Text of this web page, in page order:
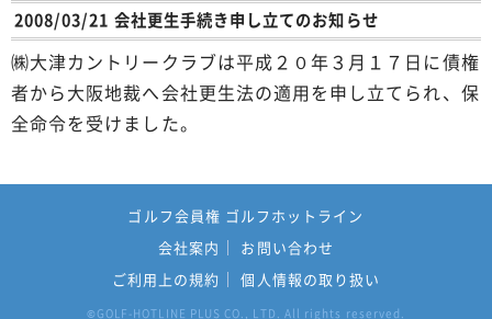
2008/03/21 会社更生手続き申し立てのお知らせ
㈱大津カントリークラブは平成２０年３月１７日に債権
者から大阪地裁へ会社更生法の適用を申し立てられ、保
全命令を受けました。
ゴルフ会員権 ゴルフホットライン
会社案内
お問い合わせ
ご利用上の規約
個人情報の取り扱い
© GOLF-HOTLINE PLUS CO., LTD. All rights reserved.